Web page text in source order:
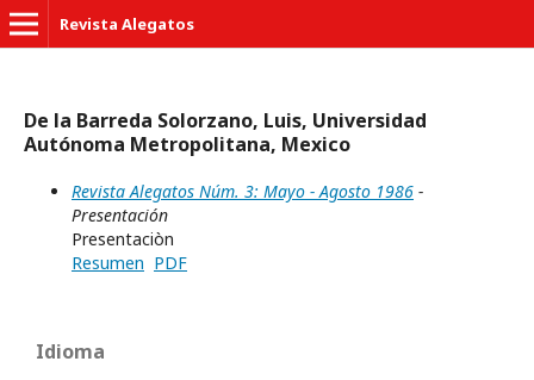
Revista Alegatos
De la Barreda Solorzano, Luis, Universidad
Autónoma Metropolitana, Mexico
Revista Alegatos Núm. 3: Mayo - Agosto 1986 -
Presentación
Presentaciòn
Resumen PDF
Idioma